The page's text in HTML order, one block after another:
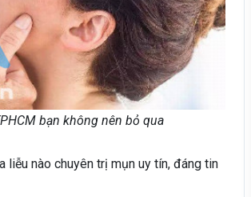
bạn không nên bỏ qua
liễu nào chuyên trị mụn uy tín, đáng tin